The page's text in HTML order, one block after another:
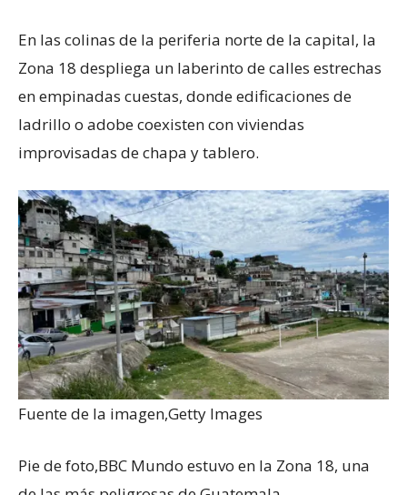
En las colinas de la periferia norte de la capital, la
Zona 18 despliega un laberinto de calles estrechas
en empinadas cuestas, donde edificaciones de
ladrillo o adobe coexisten con viviendas
improvisadas de chapa y tablero.
Fuente de la imagen,Getty Images
Pie de foto,BBC Mundo estuvo en la Zona 18, una